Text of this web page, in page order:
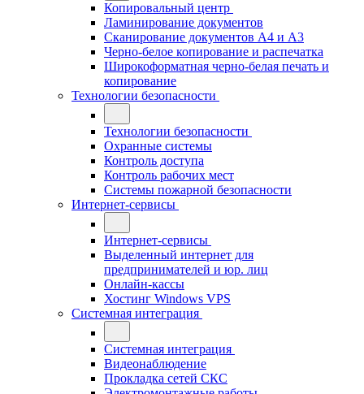
Копировальный центр
Ламинирование документов
Сканирование документов А4 и А3
Черно-белое копирование и распечатка
Широкоформатная черно-белая печать и
копирование
Технологии безопасности
Технологии безопасности
Охранные системы
Контроль доступа
Контроль рабочих мест
Системы пожарной безопасности
Интернет-сервисы
Интернет-сервисы
Выделенный интернет для
предпринимателей и юр. лиц
Онлайн-кассы
Хостинг Windows VPS
Системная интеграция
Системная интеграция
Видеонаблюдение
Прокладка сетей СКС